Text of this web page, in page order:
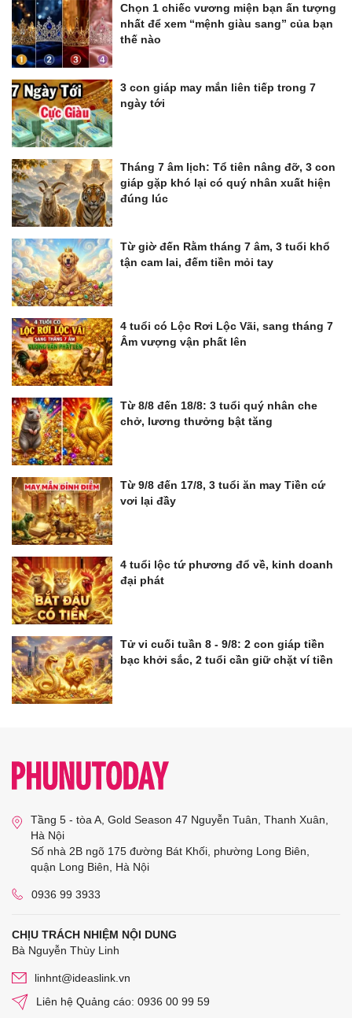
Chọn 1 chiếc vương miện bạn ấn tượng
nhất để xem “mệnh giàu sang” của bạn
thế nào
3 con giáp may mắn liên tiếp trong 7
ngày tới
Tháng 7 âm lịch: Tổ tiên nâng đỡ, 3 con
giáp gặp khó lại có quý nhân xuất hiện
đúng lúc
Từ giờ đến Rằm tháng 7 âm, 3 tuổi khổ
tận cam lai, đếm tiền mỏi tay
4 tuổi có Lộc Rơi Lộc Vãi, sang tháng 7
Âm vượng vận phất lên
Từ 8/8 đến 18/8: 3 tuổi quý nhân che
chở, lương thưởng bật tăng
Từ 9/8 đến 17/8, 3 tuổi ăn may Tiền cứ
vơi lại đầy
4 tuổi lộc tứ phương đổ về, kinh doanh
đại phát
Tử vi cuối tuần 8 - 9/8: 2 con giáp tiền
bạc khởi sắc, 2 tuổi cần giữ chặt ví tiền
Tầng 5 - tòa A, Gold Season 47 Nguyễn Tuân, Thanh Xuân,
Hà Nội
Số nhà 2B ngõ 175 đường Bát Khối, phường Long Biên,
quận Long Biên, Hà Nội
0936 99 3933
CHỊU TRÁCH NHIỆM NỘI DUNG
Bà Nguyễn Thùy Linh
linhnt@ideaslink.vn
Liên hệ Quảng cáo: 0936 00 99 59